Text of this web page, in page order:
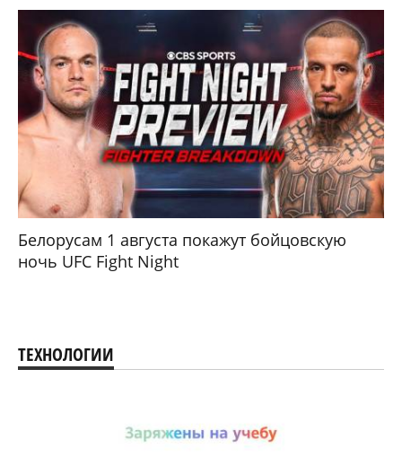
Белорусам 1 августа покажут бойцовскую
ночь UFC Fight Night
ТЕХНОЛОГИИ